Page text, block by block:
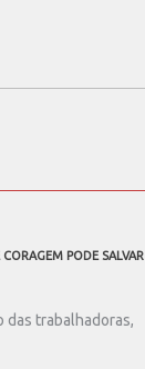
PODE SALVAR
das trabalhadoras,